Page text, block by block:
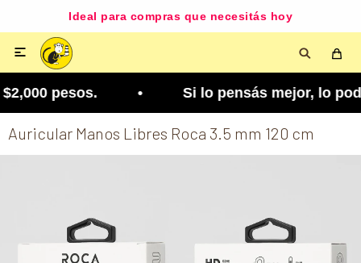
Ideal para compras que necesitás hoy

$2,000 pesos. • Si lo pensás mejor, lo
Auricular Manos Libres Roca 3.5 mm 120 cm